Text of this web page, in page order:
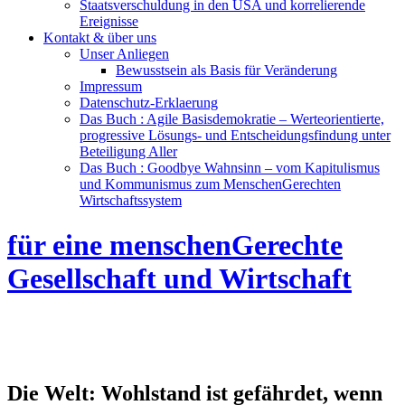
Staatsverschuldung in den USA und korrelierende
Ereignisse
Kontakt & über uns
Unser Anliegen
Bewusstsein als Basis für Veränderung
Impressum
Datenschutz-Erklaerung
Das Buch : Agile Basisdemokratie – Werteorientierte,
progressive Lösungs- und Entscheidungsfindung unter
Beteiligung Aller
Das Buch : Goodbye Wahnsinn – vom Kapitulismus
und Kommunismus zum MenschenGerechten
Wirtschaftssystem
für eine menschenGerechte
Gesellschaft und Wirtschaft
Die Welt: Wohlstand ist gefährdet, wenn